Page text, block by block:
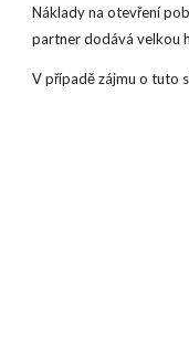
Náklady na otevření
partner dodává velkou
V případě zájmu o tuto